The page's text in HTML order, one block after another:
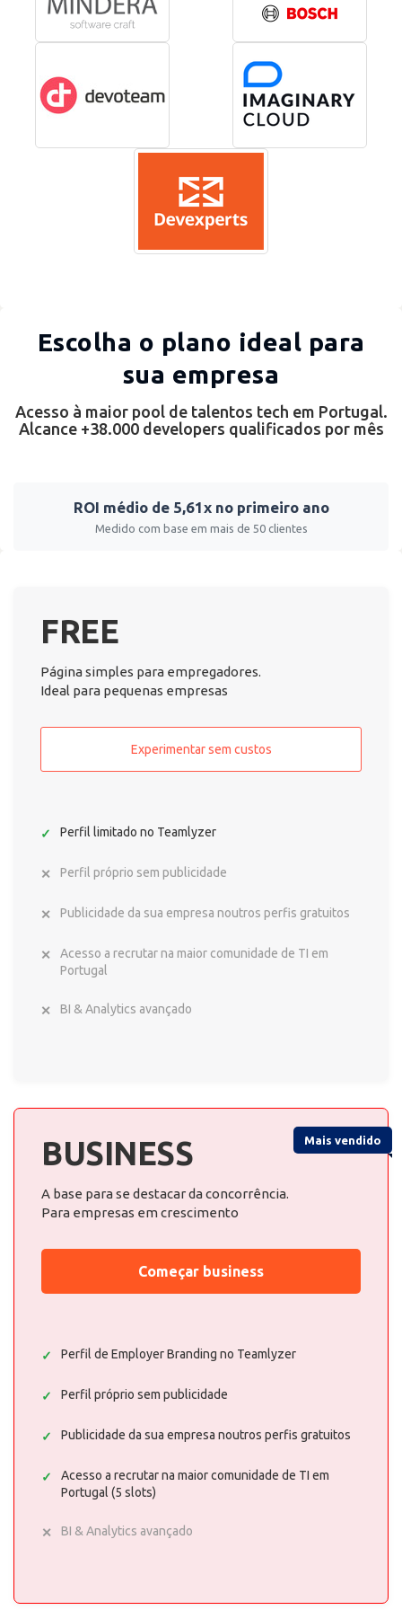
Escolha o plano ideal para
sua empresa
Acesso à maior pool de talentos tech em Portugal.
Alcance +38.000 developers qualificados por mês
ROI médio de 5,61x no primeiro ano
Medido com base em mais de 50 clientes
FREE
Página simples para empregadores.
Ideal para pequenas empresas
Experimentar sem custos
Perfil limitado no Teamlyzer
Perfil próprio sem publicidade
Publicidade da sua empresa noutros perfis gratuitos
Acesso a recrutar na maior comunidade de TI em
Portugal
BI & Analytics avançado
Mais vendido
BUSINESS
A base para se destacar da concorrência.
Para empresas em crescimento
Começar business
Perfil de Employer Branding no Teamlyzer
Perfil próprio sem publicidade
Publicidade da sua empresa noutros perfis gratuitos
Acesso a recrutar na maior comunidade de TI em
Portugal (5 slots)
BI & Analytics avançado